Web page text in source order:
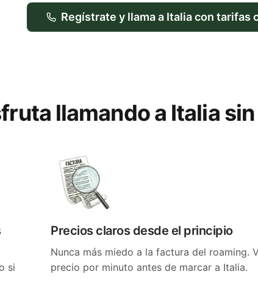
Regístrate y llama a Italiacon tarifas
llamando a Italia
si
Precios claros desde el principio
Nunca más miedo a la factura del roaming.
precio por minuto antes de marcar a Italia.